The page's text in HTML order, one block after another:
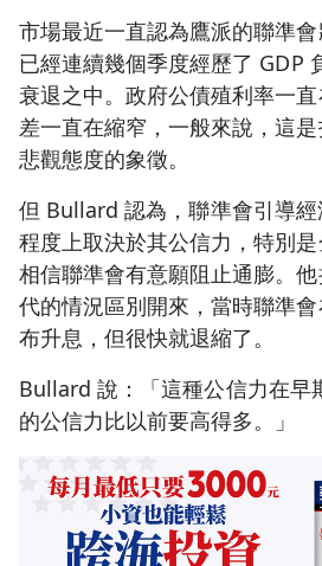
市場最近一直認為鷹派的聯準
已經連續幾個季度經歷了 GDP
衰退之中。政府公債殖利率一
差一直在縮窄，一般來說，這
悲觀態度的象徵。
但 Bullard 認為，聯準會引導
程度上取決於其公信力，特別
相信聯準會有意願阻止通膨。
代的情況區別開來，當時聯準
布升息，但很快就退縮了。
Bullard 說：「這種公信力在早
的公信力比以前要高得多。」